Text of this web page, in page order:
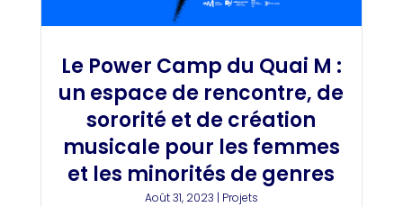
Le Power Camp du Quai M :
un espace de rencontre, de
sororité et de création
musicale pour les femmes
et les minorités de genres
Août 31, 2023 | Projets